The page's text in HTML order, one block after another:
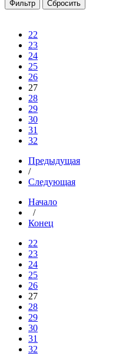
22
23
24
25
26
27
28
29
30
31
32
Предыдущая
/
Следующая
Начало
/
Конец
22
23
24
25
26
27
28
29
30
31
32